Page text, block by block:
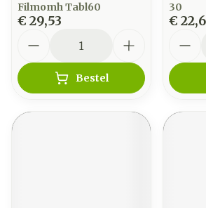
Filmomh Tabl60
€ 29,53
Bestel
30
€